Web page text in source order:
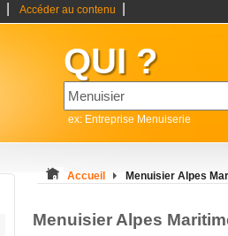
Accéder au contenu
QUI ?
ex: Entreprise Menuiserie
Accueil Menuisier Alpes
Menuisier Alpes